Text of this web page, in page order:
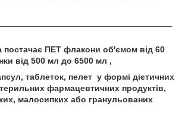
постачає ПЕТ флакони об'ємом від 60
від 500 мл до 6500 мл ,
таблеток, пелет у формі дієтичних
фармацевтичних продуктів,
малосипких або гранульованих